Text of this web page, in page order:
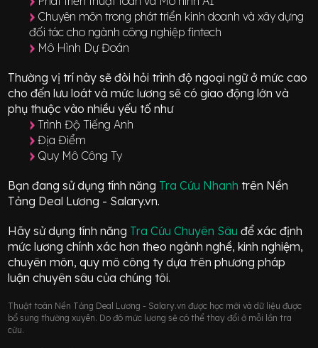
Chuyên môn trong phát triển kinh doanh và xây dựng
đối tác cho ngành công nghiệp fintech
Mô Hình Dự Đoán
Thường vị trí này sẽ đòi hỏi trình độ ngoại ngữ ở mứccao
cho đến lưu loát và mức lương sẽ có giao độnglớn và
phụ thuộc vào nhiều yếu tố như
Trình Độ Tiếng Anh
Địa Điểm
Quy Mô Công Ty
Bạn đang sử dụng tính năng Tra Cứu Nhanh trên Nền
Tảng Deal Lương - Salary.vn.
Hãy sử dụng tính năng Tra Cứu Chuyên Sâuđể xác định
mức lương chính xác hơn theo ngành nghề, kinh nghiệm,
chuyên môn, quy mô công ty dựa trên phương pháp
luận chuyên sâu của chúng tôi.
Thuật toán Nền Tảng Deal Lương - Salary.vn được học mới và dữ liệu được
bổ sung thường xuyên. Do đó mức lương sẽ có thể thay đổi ở mỗi lần tra
cứu.